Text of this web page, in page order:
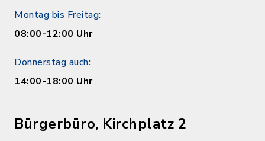
Montag bis Freitag:
08:00-12:00 Uhr
Donnerstag auch:
14:00-18:00 Uhr
Bürgerbüro, Kirchplatz 2